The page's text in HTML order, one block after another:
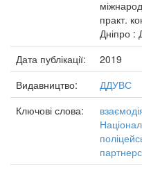
практ.
Дніпро
Дата публікації:
2019
Видавництво:
ДДУВС
Ключові слова: